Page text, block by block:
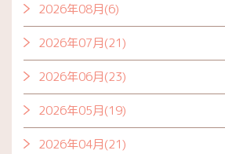
2026年08月(6)
2026年07月(21)
2026年06月(23)
2026年05月(19)
2026年04月(21)